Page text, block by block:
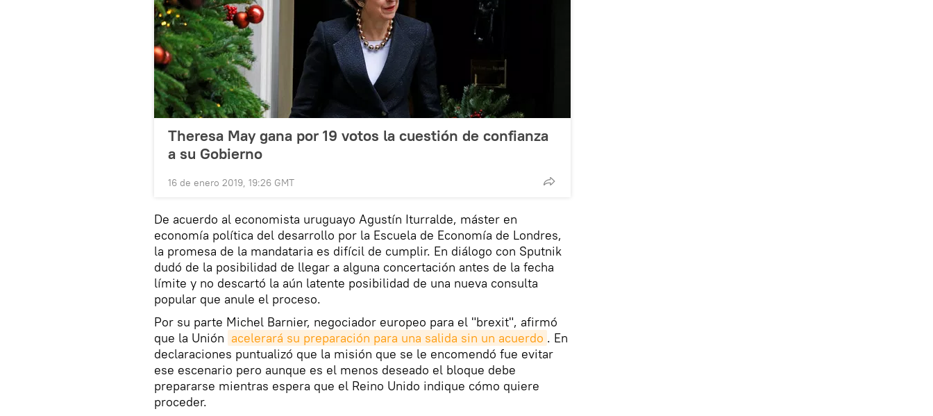
Theresa May gana por 19 votos la cuestión de confianza
a su Gobierno
16 de enero 2019, 19:26 GMT
De acuerdo al economista uruguayo Agustín Iturralde, máster en
economía política del desarrollo por la Escuela de Economía de Londres,
la promesa de la mandataria es difícil de cumplir. En diálogo con Sputnik
dudó de la posibilidad de llegar a alguna concertación antes de la fecha
límite y no descartó la aún latente posibilidad de una nueva consulta
popular que anule el proceso.
Por su parte Michel Barnier, negociador europeo para el "brexit", afirmó
que la Unión acelerará su preparación para una salida sin un acuerdo . En
declaraciones puntualizó que la misión que se le encomendó fue evitar
ese escenario pero aunque es el menos deseado el bloque debe
prepararse mientras espera que el Reino Unido indique cómo quiere
proceder.